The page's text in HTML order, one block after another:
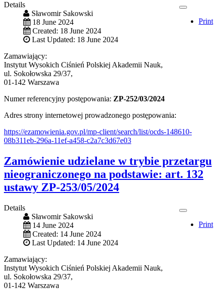
Print
Details
Sławomir Sakowski
18 June 2024
Created: 18 June 2024
Last Updated: 18 June 2024
Zamawiający:
Instytut Wysokich Ciśnień Polskiej Akademii Nauk,
ul. Sokołowska 29/37,
01-142 Warszawa
Numer referencyjny postępowania: ZP-252/03/2024
Adres strony internetowej prowadzonego postępowania:
https://ezamowienia.gov.pl/mp-client/search/list/ocds-148610-
08b311eb-296a-11ef-a458-c2a7c3d67e03
Zamówienie udzielane w trybie przetargu
nieograniczonego na podstawie: art. 132
ustawy ZP-253/05/2024
Print
Details
Sławomir Sakowski
14 June 2024
Created: 14 June 2024
Last Updated: 14 June 2024
Zamawiający:
Instytut Wysokich Ciśnień Polskiej Akademii Nauk,
ul. Sokołowska 29/37,
01-142 Warszawa